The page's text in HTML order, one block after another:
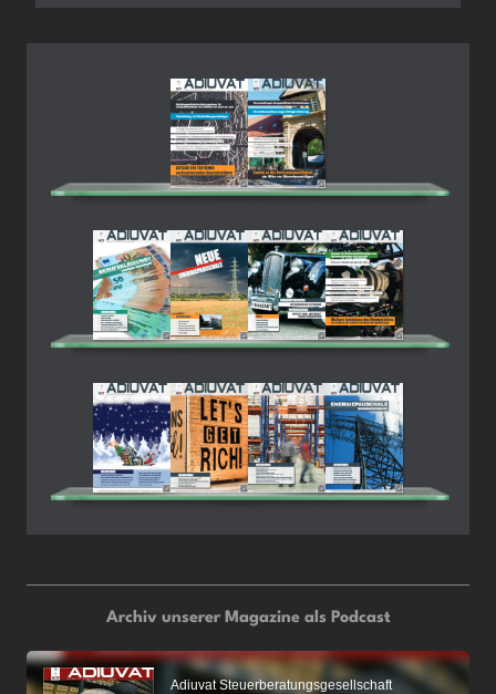
Archiv unserer Magazine als Podcast
Audio-
Player
Adiuvat Steuerberatungsgesellschaft